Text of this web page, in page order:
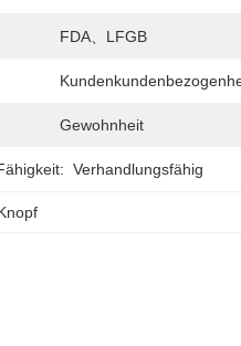
FDA、LFGB
Gewohnheit
Verhandlungsfähig